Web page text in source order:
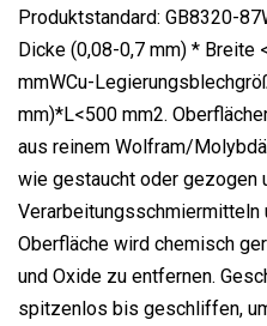
Produktstandard: GB8320-
Dicke (0,08-0,7 mm) * Breite
mmWCu-
mm)*L<500 mm2.
aus reinem Wolfram/
wie gestaucht oder gezogen
Verarbeitungsschmiermitteln
Oberfläche wird chemisch
und Oxide zu entfernen.
spitzenlos bis geschliffen,